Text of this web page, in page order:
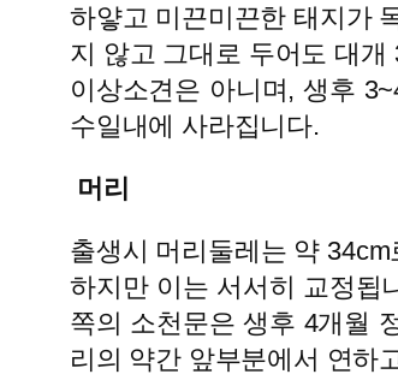
하얗고 미끈미끈한 태지가
지 않고 그대로 두어도 대
이상소견은 아니며, 생후
수일내에 사라집니다.
머리
출생시 머리둘레는 약
하지만 이는 서서히 교정됩
쪽의 소천문은 생후 4개월
리의 약간 앞부분에서 연하